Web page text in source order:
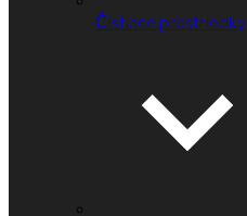
Čistiace prostriedky